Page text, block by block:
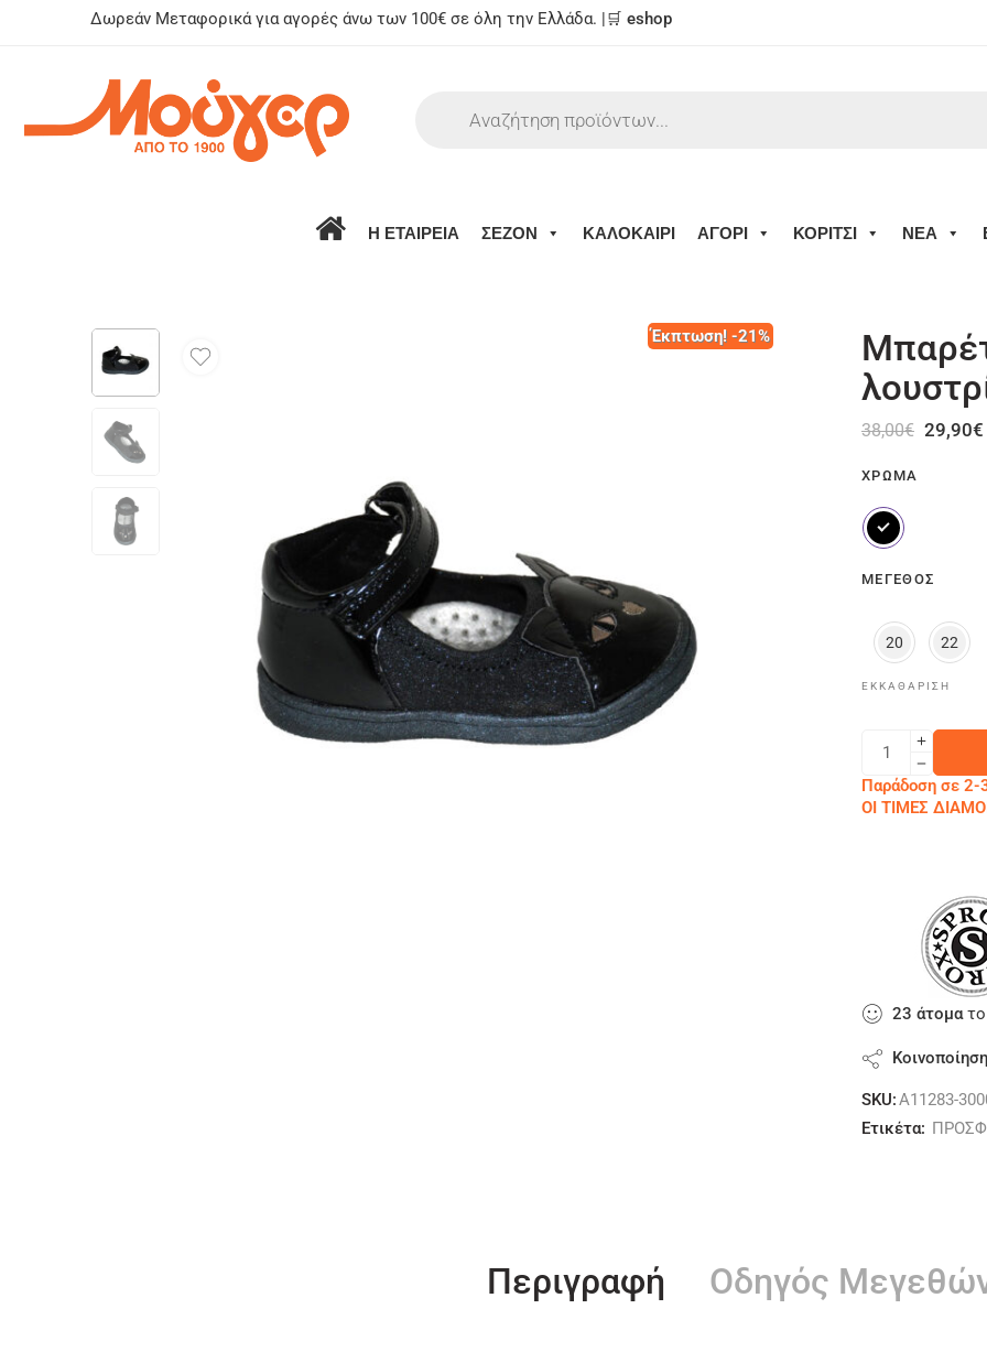
Δωρεάν Μεταφορικά για αγορές άνω των 100€ σε όλη την Ελλάδα. |🛒 eshop
Η ΕΤΑΙΡΕΙΑ ΣΕΖΟΝ ΚΑΛΟΚΑΙΡΙ ΑΓΟΡΙ ΚΟΡΙΤΣΙ ΝΕΑ
Έκπτωση! -21%
38,00€ 29,90€
ΧΡΏΜΑ
ΜΈΓΕΘΟΣ
20 22
ΕΚΚΑΘΆΡΙΣΗ
Παράδοση σε 2-
ΟΙ ΤΙΜΕΣ
23 άτοματο
Κοινοποίηση
SKU:A11283-
Ετικέτα:
Περιγραφή Οδηγός